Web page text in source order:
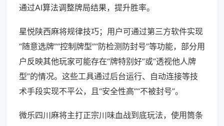
通过AI算法调整牌局结果，提升胜率。
星悦陕西麻将规律技巧；用户可通过第三方软件实现
“随意选牌”“控制牌型”“防检测防封号”等功能，部分用
户反映其他玩家可能存在“牌特别好”或“透视他人牌
型”的情况。这些工具通过后台运行、自动连接等技
术手段实现不平公，且“安全性高”“不被封号”。
微乐四川麻将主打正宗川味血战到底玩法，使用筒条